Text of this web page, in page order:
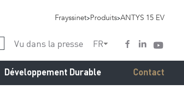
Frayssinet>Produits>ANTYS 15 EV
Vu dans la presse FR
Développement Durable Contact